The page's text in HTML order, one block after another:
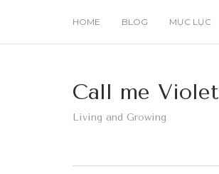
HOME BLOG MỤC LỤC
Call me Violet
Living and Growing